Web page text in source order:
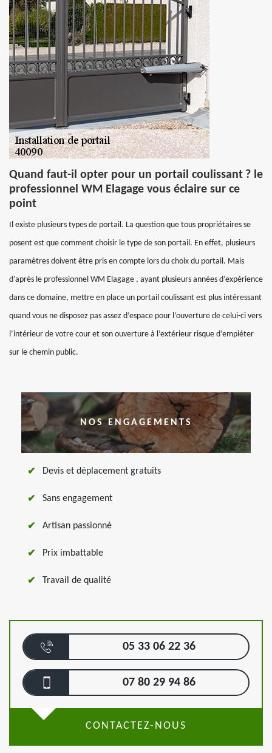
Quand faut-il opter pour un portail coulissant ? le
professionnel WM Elagage vous éclaire sur ce
point
Il existe plusieurs types de portail. La question que tous propriétaires se
posent est que comment choisir le type de son portail. En effet, plusieurs
paramètres doivent être pris en compte lors du choix du portail. Mais
d’après le professionnel WM Elagage , ayant plusieurs années d’expérience
dans ce domaine, mettre en place un portail coulissant est plus intéressant
quand vous ne disposez pas assez d’espace pour l’ouverture de celui-ci vers
l’intérieur de votre cour et son ouverture à l’extérieur risque d’empiéter
sur le chemin public.
NOS ENGAGEMENTS
Devis et déplacement gratuits
Sans engagement
Artisan passionné
Prix imbattable
Travail de qualité
05 33 06 22 36
07 80 29 94 86
CONTACTEZ-NOUS